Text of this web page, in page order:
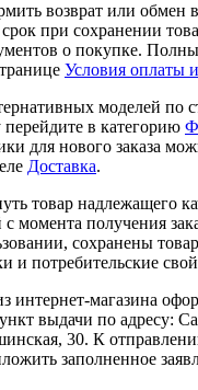
возврат или обмен в
при сохранении
о покупке.
Условия оплаты
моделей по
перейдите в категорию
для нового заказа
Доставка.
товар надлежащего
момента получения
сохранены
и потребительские
интернет-магазина
выдачи по адресу:
30. К
заполненное